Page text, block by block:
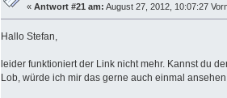
«Antwort #21 am: August 27, 2012, 10:07:27
Hallo Stefan,
leider funktioniert der Link nicht mehr. Kannst du
Lob, würde ich mir das gerne auch einmal ansehen.